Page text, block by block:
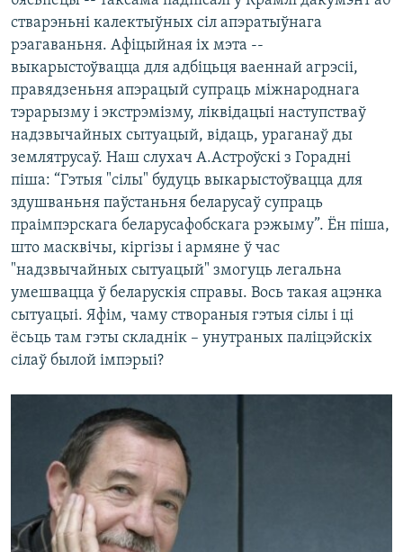
стварэньні калектыўных сіл апэратыўнага
рэагаваньня. Афіцыйная іх мэта --
выкарыстоўвацца для адбіцьця ваеннай агрэсіі,
правядзеньня апэрацый супраць міжнароднага
тэрарызму і экстрэмізму, ліквідацыі наступстваў
надзвычайных сытуацый, відаць, ураганаў ды
землятрусаў. Наш слухач А.Астроўскі з Горадні
піша: “Гэтыя "сілы" будуць выкарыстоўвацца для
здушваньня паўстаньня беларусаў супраць
праімпэрскага беларусафобскага рэжыму”. Ён піша,
што масквічы, кіргізы і армяне ў час
"надзвычайных сытуацый" змогуць легальна
умешвацца ў беларускія справы. Вось такая ацэнка
сытуацыі. Яфім, чаму створаныя гэтыя сілы і ці
ёсьць там гэты складнік – унутраных паліцэйскіх
сілаў былой імпэрыі?